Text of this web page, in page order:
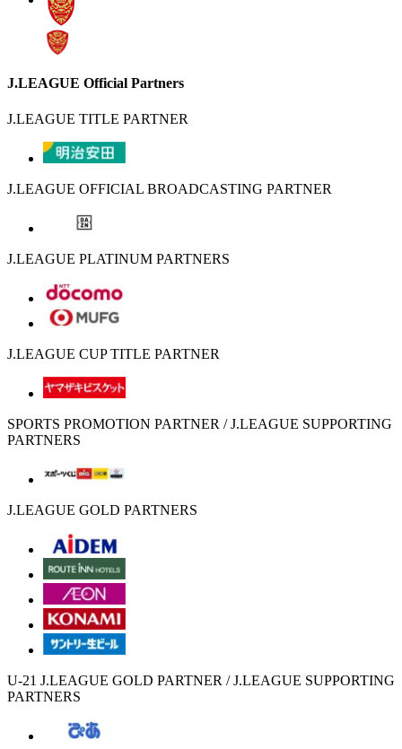
J.LEAGUE Official Partners
J.LEAGUE TITLE PARTNER
J.LEAGUE OFFICIAL BROADCASTING PARTNER
J.LEAGUE PLATINUM PARTNERS
J.LEAGUE CUP TITLE PARTNER
SPORTS PROMOTION PARTNER / J.LEAGUE SUPPORTING
PARTNERS
J.LEAGUE GOLD PARTNERS
U-21 J.LEAGUE GOLD PARTNER / J.LEAGUE SUPPORTING
PARTNERS